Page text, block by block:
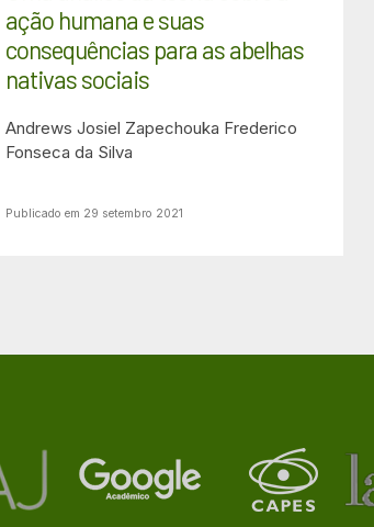
ação humana e suas
consequências para as abelhas
nativas sociais
Andrews Josiel Zapechouka Frederico
Fonseca da Silva
Publicado em 29 setembro 2021